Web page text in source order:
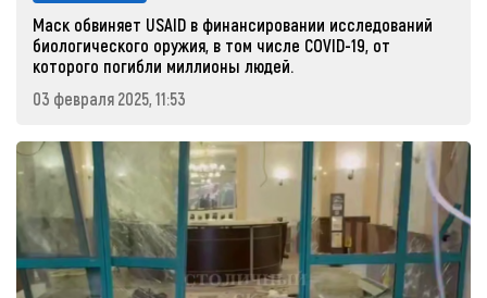
Маск обвиняет USAID в финансировании исследований
биологического оружия, в том числе COVID-19, от
которого погибли миллионы людей.
03 февраля 2025, 11:53